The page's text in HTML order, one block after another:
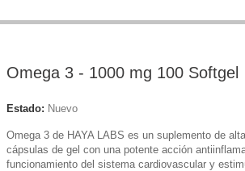
Omega 3 - 1000 mg 100 Softgel
Estado: Nuevo
Omega 3 de HAYA LABS es un suplemento de
cápsulas de gel con una potente acción
funcionamiento del sistema cardiovascular y